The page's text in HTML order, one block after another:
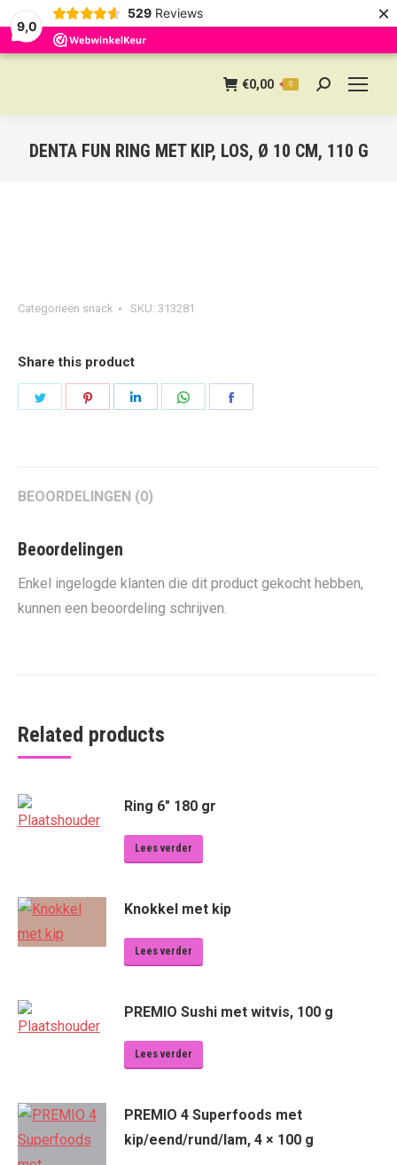
9,0
529 Reviews ×
€0,00 0 Search:
DENTA FUN RING MET KIP, LOS, Ø 10 CM, 110 G
Categorieën snack SKU: 313281
Share this product
BEOORDELINGEN (0)
Beoordelingen
Enkel ingelogde klanten die dit product gekocht hebben,
kunnen een beoordeling schrijven.
Related products
Ring 6" 180 gr
Lees verder
Knokkel met kip
Lees verder
PREMIO Sushi met witvis, 100 g
Lees verder
PREMIO 4 Superfoods met
kip/eend/rund/lam, 4 × 100 g